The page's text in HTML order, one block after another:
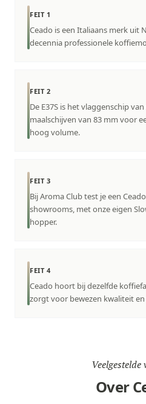
FEIT 1
Ceado is een Italiaans merk uit
decennia professionele
FEIT 2
De E37S is het vlaggenschip
maalschijven van 83 mm voor
hoog volume.
FEIT 3
Bij Aroma Club test je een
showrooms, met onze eigen
hopper.
FEIT 4
Ceado hoort bij dezelfde
zorgt voor bewezen kwaliteit
Veelgestelde
Over